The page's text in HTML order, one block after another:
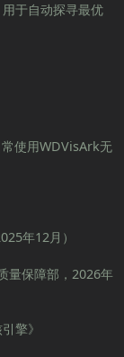
于自动探寻最优
使用WDVisArk无
年12月）
量保障部，2026年
擎》